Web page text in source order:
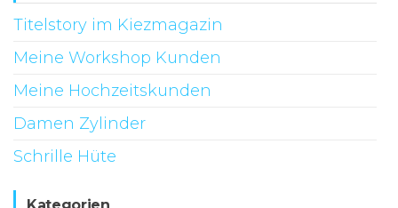
Titelstory im Kiezmagazin
Meine Workshop Kunden
Meine Hochzeitskunden
Damen Zylinder
Schrille Hüte